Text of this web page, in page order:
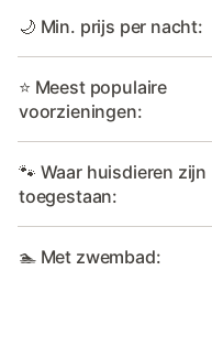
🌙 Min. prijs per nacht:
⭐ Meest populaire
voorzieningen:
🐾 Waar huisdieren zijn
toegestaan:
🏊 Met zwembad: